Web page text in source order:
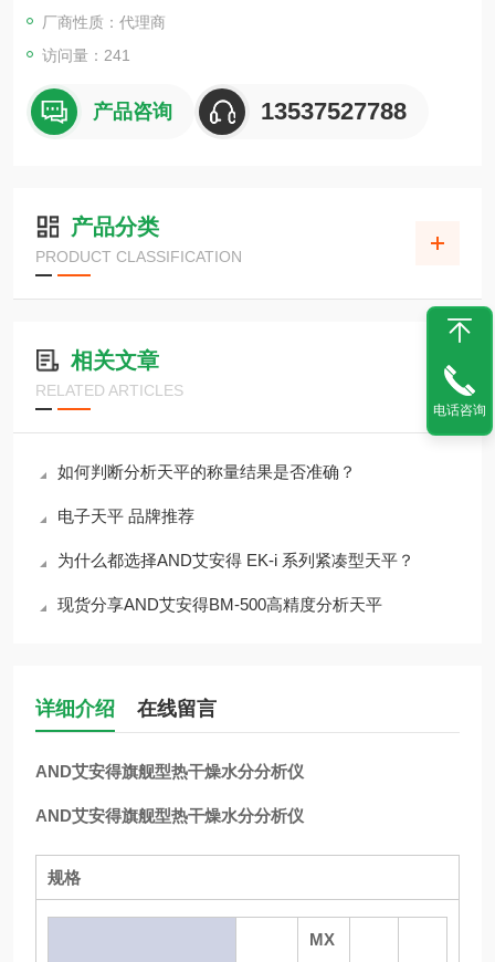
厂商性质：代理商
访问量：241
产品咨询 13537527788
产品分类
PRODUCT CLASSIFICATION
相关文章
RELATED ARTICLES
如何判断分析天平的称量结果是否准确？
电子天平 品牌推荐
为什么都选择AND艾安得 EK-i 系列紧凑型天平？
现货分享AND艾安得BM-500高精度分析天平
详细介绍 在线留言
AND艾安得旗舰型热干燥水分分析仪
AND艾安得旗舰型热干燥水分分析仪
规格
MX
电话咨询